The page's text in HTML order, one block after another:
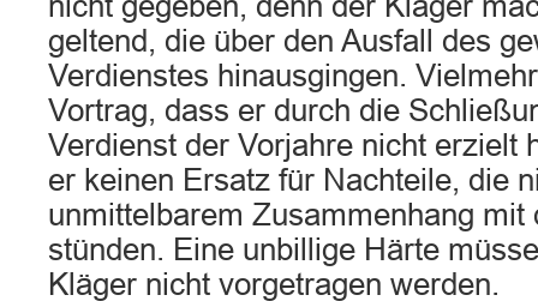
geltend, die über den Ausfall des
Verdienstes hinausgingen.
Vortrag, dass er durch die
Verdienst der Vorjahre nicht erzielt
er keinen Ersatz für Nachteile, die
unmittelbarem Zusammenhang mit
stünden. Eine unbillige Härte
Kläger nicht vorgetragen werden.